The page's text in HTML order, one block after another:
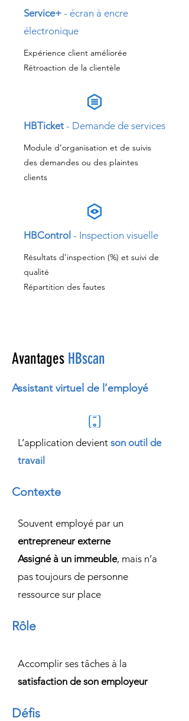
Service+ - écran à encre
électronique
Expérience client améliorée
Rétroaction de la clientèle
HBTicket - Demande de services
Module d’organisation et de suivis
des demandes ou des plaintes
clients
HBControl - Inspection visuelle
Résultats d’inspection (%) et suivi de
qualité
Répartition des fautes
Avantages HBscan
Assistant virtuel de l’employé
L’application devient son outil de
travail
Contexte
Souvent employé par un
entrepreneur externe
Assigné à un immeuble, mais n’a
pas toujours de personne
ressource sur place
Rôle
Accomplir ses tâches à la
satisfaction de son employeur
Défis